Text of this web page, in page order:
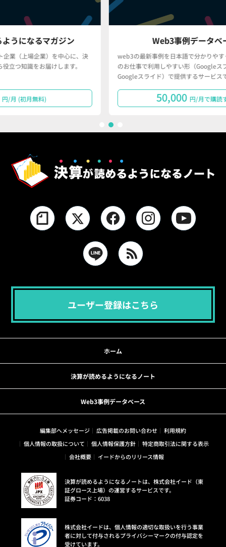
ジン
中心に、決
します。
Web3事例データベース
web3の最新事例を日本語で分かりやすく、かつ、皆さん
のお仕事で利用しやすい形（Googleスプレッドシート・
Googleスライド）で提供するサービスです。
円/月で購読する
ユーザー登録はこちら
ホーム
決算が読めるようになるノート
Web3事例データベース
編集部へメッセージ 広告掲載のお問い合わせ
利用規約
個人情報の取扱について
個人情報保護方針
特定商取引法に関する表示
会社概要
イードからのリリース情報
決算が読めるようになるノートは、株式会社イード（東
証グロース上場）の運営するサービスです。
証券コード：6038
株式会社イードは、個人情報の適切な取扱いを行う事業
者に対して付与されるプライバシーマークの付与認定を
受けています。